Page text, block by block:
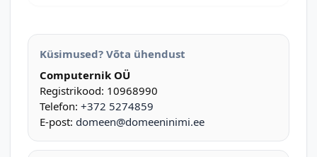
Küsimused? Võta ühendust
Computernik OÜ
Registrikood: 10968990
Telefon: +372 5274859
E-post: domeen@domeeninimi.ee